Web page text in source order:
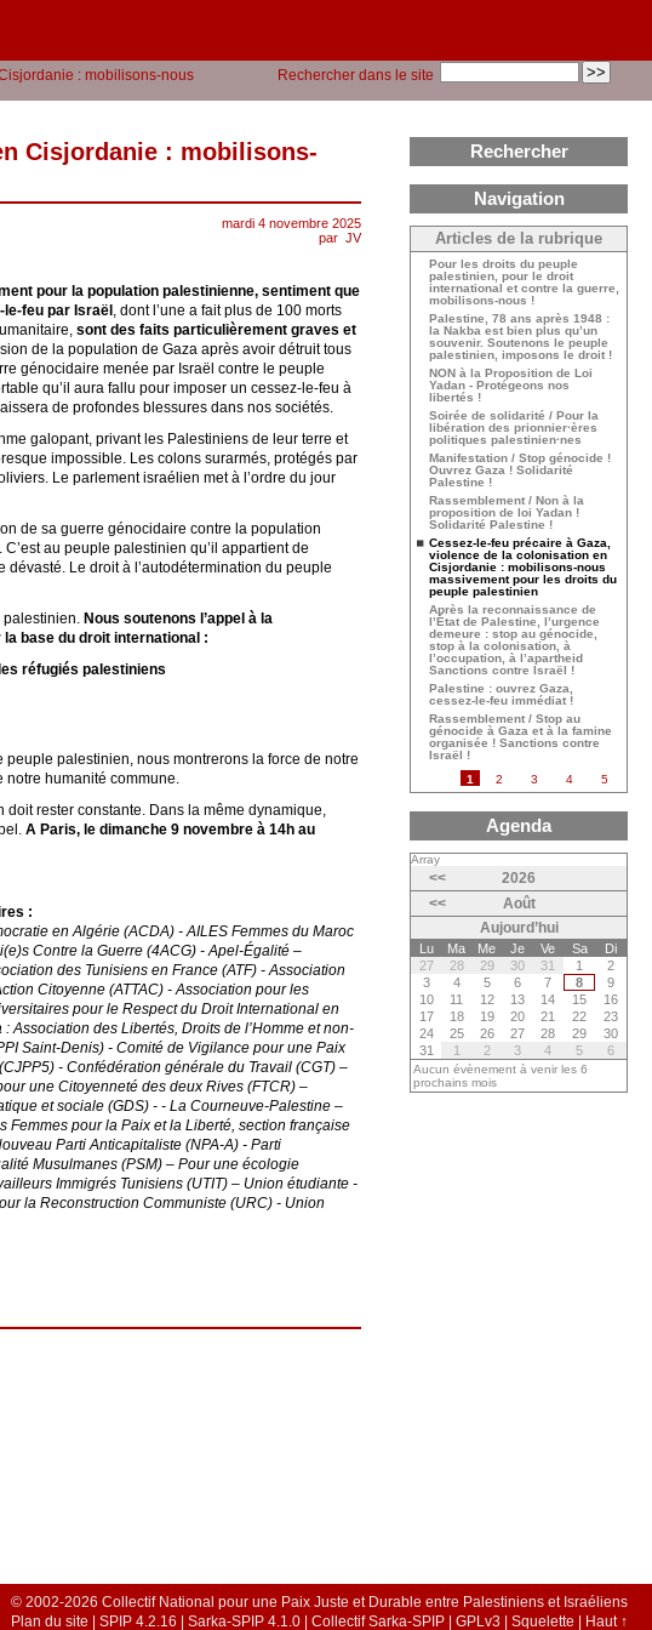
Rechercher dans le site
: mobilisons-nous
Cisjordanie : mobilisons-
mardi 4 novembre 2025
par JV
pour la population palestinienne, sentiment que
feu par Israël , dont l’une a fait plus de 100 morts
sont des faits particulièrement graves et
de la population de Gaza après avoir détruit tous
génocidaire menée par Israël contre le peuple
qu’il aura fallu pour imposer un cessez-le-feu à
de profondes blessures dans nos sociétés.
galopant, privant les Palestiniens de leur terre et
impossible. Les colons surarmés, protégés par
Le parlement israélien met à l’ordre du jour
de sa guerre génocidaire contre la population
. C’est au peuple palestinien qu’il appartient de
Le droit à l’autodétermination du peuple
palestinien. Nous soutenons l’appel à la
base du droit international :
réfugiés palestiniens
palestinien, nous montrerons la force de notre
notre humanité commune.
rester constante. Dans la même dynamique,
A Paris, le dimanche 9 novembre à 14h au
:
en Algérie (ACDA) - AILES Femmes du Maroc
Contre la Guerre (4ACG) - Apel-Égalité –
des Tunisiens en France (ATF) - Association
Citoyenne (ATTAC) - Association pour les
pour le Respect du Droit International en
Association des Libertés, Droits de l’Homme et non-
Saint-Denis) - Comité de Vigilance pour une Paix
- Confédération générale du Travail (CGT) –
une Citoyenneté des deux Rives (FTCR) –
et sociale (GDS) - - La Courneuve-Palestine –
Femmes pour la Paix et la Liberté, section française
Parti Anticapitaliste (NPA-A) - Parti
Musulmanes (PSM) – Pour une écologie
Immigrés Tunisiens (UTIT) – Union étudiante -
la Reconstruction Communiste (URC) - Union
Rechercher
Navigation
Articles de la rubrique
Pour les droits du peuple
palestinien, pour le droit
international et contre la guerre,
mobilisons-nous !
Palestine, 78 ans après 1948 :
la Nakba est bien plus qu’un
souvenir. Soutenons le peuple
palestinien, imposons le droit !
NON à la Proposition de Loi
Yadan - Protégeons nos
libertés !
Soirée de solidarité / Pour la
libération des prionnier·ères
politiques palestinien·nes
Manifestation / Stop génocide !
Ouvrez Gaza ! Solidarité
Palestine !
Rassemblement / Non à la
proposition de loi Yadan !
Solidarité Palestine !
Cessez-le-feu précaire à Gaza,
violence de la colonisation en
Cisjordanie : mobilisons-nous
massivement pour les droits du
peuple palestinien
Après la reconnaissance de
l’État de Palestine, l’urgence
demeure : stop au génocide,
stop à la colonisation, à
l’occupation, à l’apartheid
Sanctions contre Israël !
Palestine : ouvrez Gaza,
cessez-le-feu immédiat !
Rassemblement / Stop au
génocide à Gaza et à la famine
organisée ! Sanctions contre
Israël !
1
2 3 4 5
Agenda
Array
<<
2026
<<
Août
Aujourd’hui
Lu Ma Me Je Ve Sa
Di
27
28 29 30 31 1
2
3
4 5 6 7 8
9
10
11 12 13 14 15
16
17
18 19 20 21 22
23
24
25 26 27 28 29
30
31
1 2 3 4 5 6
Aucun évènement à venir les 6
prochains mois
© 2002-2026 Collectif National pour une Paix Juste et Durable entre Palestiniens et Israéliens
Plan du site
SPIP 4.2.16 Sarka-SPIP 4.1.0 Collectif Sarka-SPIP GPLv3 Squelette Haut ↑